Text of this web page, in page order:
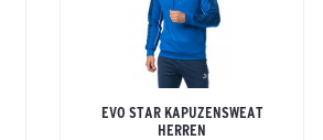
EVO STAR KAPUZENSWEAT
HERREN